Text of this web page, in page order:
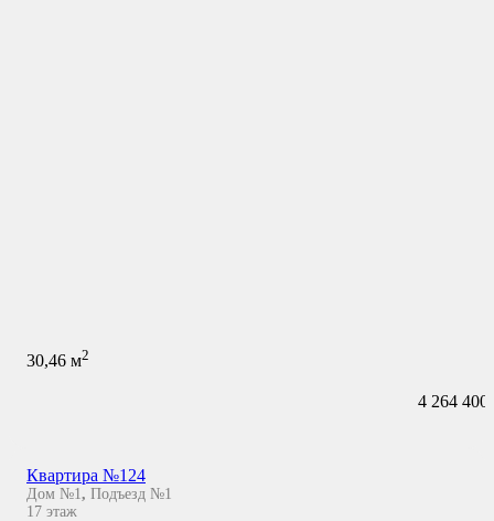
30,46 м2
4 264 400
Квартира №124
Дом №1 , Подъезд №1
17 этаж